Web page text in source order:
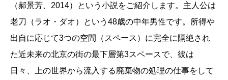
（郝景芳、2014）という小説をご紹介します。主人公は
老刀（ラオ・ダオ）という48歳の中年男性です。所得や
出自に応じて3つの空間（スペース）に完全に隔絶され
た近未来の北京の街の最下層第3スペースで、彼は
日々、上の世界から流入する廃棄物の処理の仕事をして